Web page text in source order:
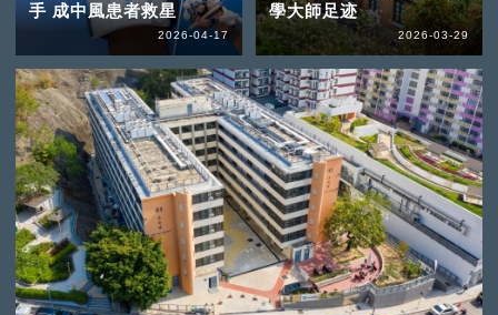
手 成中風患者救星
2026-04-17
學大師足迹
2026-03-29